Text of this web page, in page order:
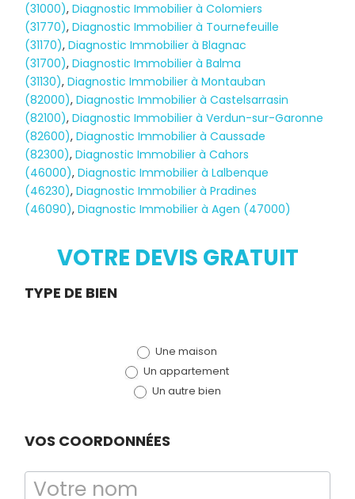
Diagnostic
(31000),Diagnostic Immobilier à Colomiers
(31770),Diagnostic Immobilier à Tournefeuille
(31170),Diagnostic Immobilier à Blagnac
(31700),Diagnostic Immobilier à Balma
(31130),Diagnostic Immobilier à Montauban
(82000),Diagnostic Immobilier à Castelsarrasin
(82100),Diagnostic Immobilier à Verdun-sur-Garonne
(82600),Diagnostic Immobilier à Caussade
(82300),Diagnostic Immobilier à Cahors
(46000),Diagnostic Immobilier à Lalbenque
(46230),Diagnostic Immobilier à Pradines
(46090),Diagnostic Immobilier à Agen (47000)
VOTRE DEVIS GRATUIT
Demande
TYPE DE BIEN
Une maison
Un appartement
Un autre bien
VOS COORDONNÉES